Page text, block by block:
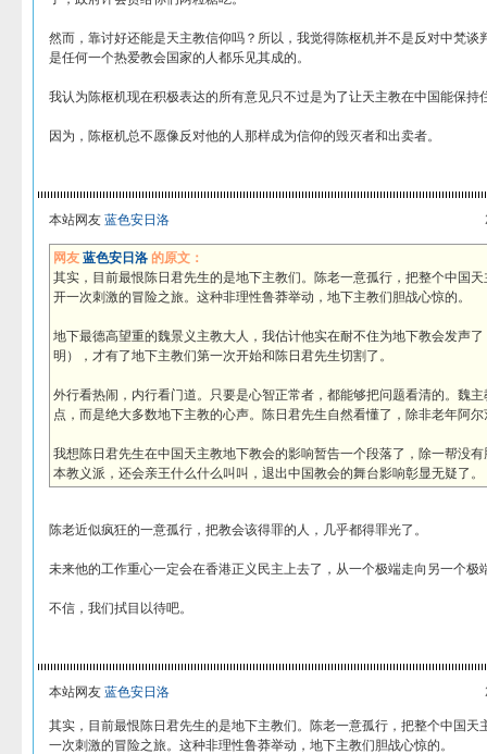
然而，靠讨好还能是天主教信仰吗？所以，我觉得陈枢机并不是反对中梵谈
是任何一个热爱教会国家的人都乐见其成的。
我认为陈枢机现在积极表达的所有意见只不过是为了让天主教在中国能保持
因为，陈枢机总不愿像反对他的人那样成为信仰的毁灭者和出卖者。
本站网友 蓝色安日洛
网友 蓝色安日洛的原文：
其实，目前最恨陈日君先生的是地下主教们。陈老一意孤行，把整个中国
开一次刺激的冒险之旅。这种非理性鲁莽举动，地下主教们胆战心惊的。
地下最德高望重的魏景义主教大人，我估计他实在耐不住为地下教会发声
明），才有了地下主教们第一次开始和陈日君先生切割了。
外行看热闹，内行看门道。只要是心智正常者，都能够把问题看清的。魏
点，而是绝大多数地下主教的心声。陈日君先生自然看懂了，除非老年阿尔
我想陈日君先生在中国天主教地下教会的影响暂告一个段落了，除一帮没
本教义派，还会亲王什么什么叫叫，退出中国教会的舞台影响彰显无疑了。
陈老近似疯狂的一意孤行，把教会该得罪的人，几乎都得罪光了。
未来他的工作重心一定会在香港正义民主上去了，从一个极端走向另一个极
不信，我们拭目以待吧。
本站网友 蓝色安日洛
其实，目前最恨陈日君先生的是地下主教们。陈老一意孤行，把整个中国天
一次刺激的冒险之旅。这种非理性鲁莽举动，地下主教们胆战心惊的。